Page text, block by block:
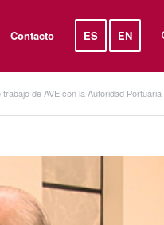
Contacto ES EN
de AVE con la Autoridad Portuaria